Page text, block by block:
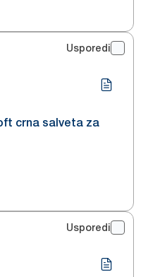
Usporedi
crna salveta za
Usporedi